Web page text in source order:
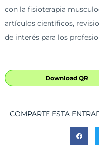
con la fisioterapia
artículos científicos,
de interés para los
Download QR
COMPARTE ESTA